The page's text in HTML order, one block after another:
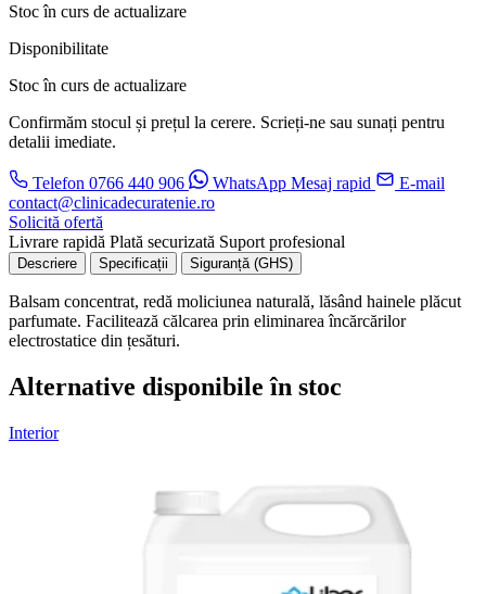
Stoc în curs de actualizare
Disponibilitate
Stoc în curs de actualizare
Confirmăm stocul și prețul la cerere. Scrieți-ne sau sunați pentru
detalii imediate.
Telefon 0766 440 906 WhatsApp Mesaj rapid
E-mail
contact@clinicadecuratenie.ro
Solicită ofertă
Livrare rapidă Plată securizată Suport profesional
Descriere Specificații Siguranță (GHS)
Balsam concentrat, redă moliciunea naturală, lăsând hainele plăcut
parfumate. Facilitează călcarea prin eliminarea încărcărilor
electrostatice din țesături.
Alternative disponibile în stoc
Interior